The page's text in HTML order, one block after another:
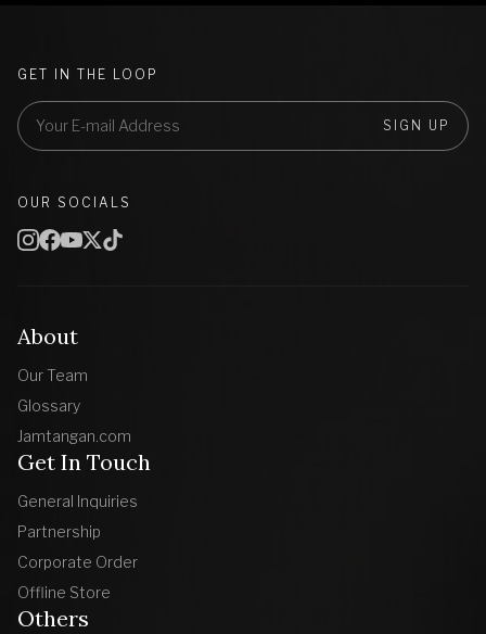
About
Our Team
Glossary
Jamtangan.com
Get In Touch
General Inquiries
Partnership
Corporate Order
Offline Store
Others
GET IN THE LOOP
SIGN UP
OUR SOCIALS